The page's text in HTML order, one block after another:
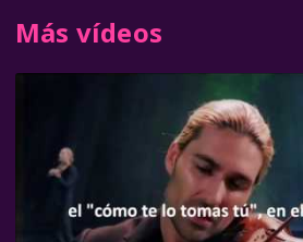
Más vídeos